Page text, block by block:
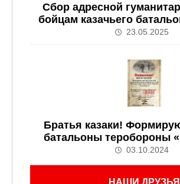
Сбор адресной
бойцам казачьего
23.05.2025
Братья казаки!
батальоны теробороны
03.10.2024
НАШИ ДРУЗЬЯ